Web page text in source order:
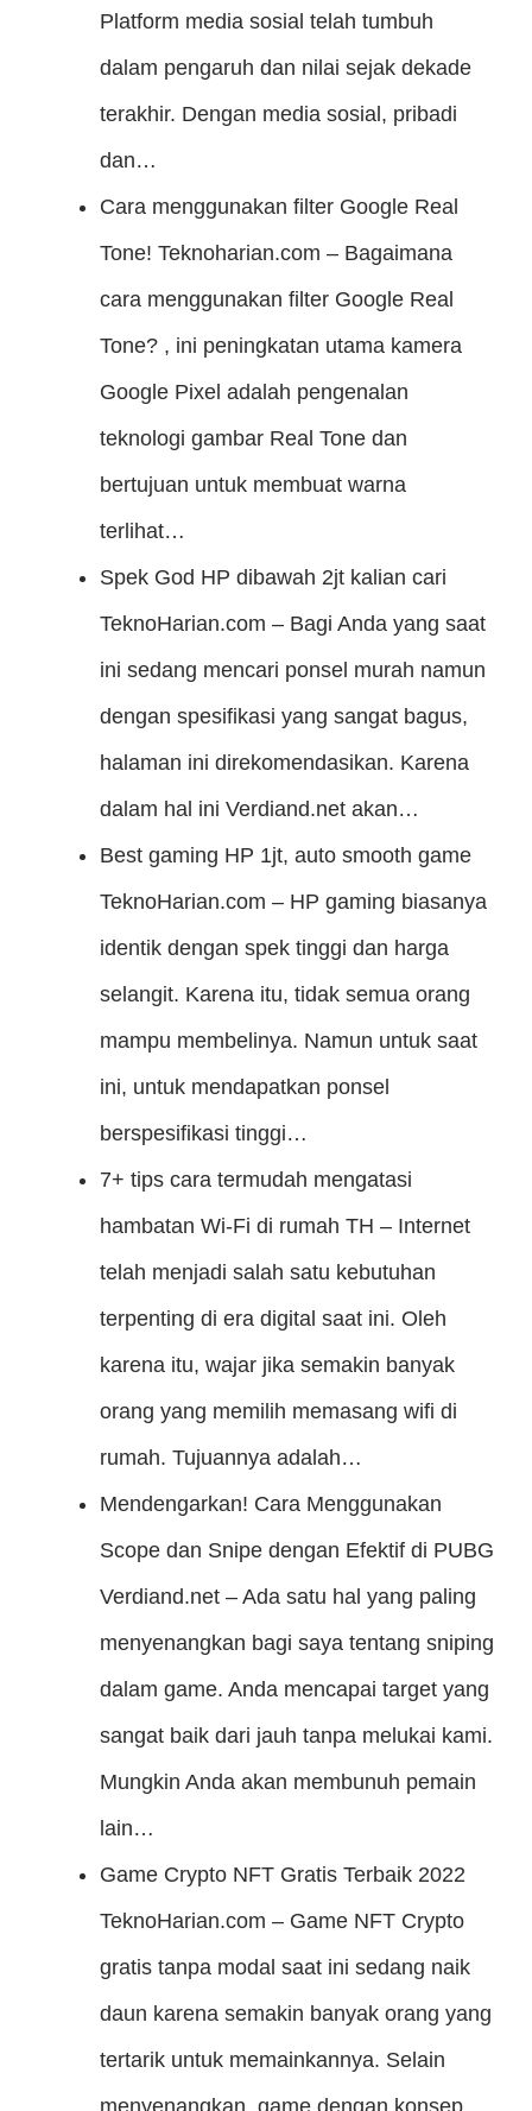
Platform media sosial telah tumbuh
dalam pengaruh dan nilai sejak dekade
terakhir. Dengan media sosial, pribadi
dan…
Cara menggunakan filter Google Real
Tone! Teknoharian.com – Bagaimana
cara menggunakan filter Google Real
Tone? , ini peningkatan utama kamera
Google Pixel adalah pengenalan
teknologi gambar Real Tone dan
bertujuan untuk membuat warna
terlihat…
Spek God HP dibawah 2jt kalian cari
TeknoHarian.com – Bagi Anda yang saat
ini sedang mencari ponsel murah namun
dengan spesifikasi yang sangat bagus,
halaman ini direkomendasikan. Karena
dalam hal ini Verdiand.net akan…
Best gaming HP 1jt, auto smooth game
TeknoHarian.com – HP gaming biasanya
identik dengan spek tinggi dan harga
selangit. Karena itu, tidak semua orang
mampu membelinya. Namun untuk saat
ini, untuk mendapatkan ponsel
berspesifikasi tinggi…
7+ tips cara termudah mengatasi
hambatan Wi-Fi di rumah TH – Internet
telah menjadi salah satu kebutuhan
terpenting di era digital saat ini. Oleh
karena itu, wajar jika semakin banyak
orang yang memilih memasang wifi di
rumah. Tujuannya adalah…
Mendengarkan! Cara Menggunakan
Scope dan Snipe dengan Efektif di PUBG
Verdiand.net – Ada satu hal yang paling
menyenangkan bagi saya tentang sniping
dalam game. Anda mencapai target yang
sangat baik dari jauh tanpa melukai kami.
Mungkin Anda akan membunuh pemain
lain…
Game Crypto NFT Gratis Terbaik 2022
TeknoHarian.com – Game NFT Crypto
gratis tanpa modal saat ini sedang naik
daun karena semakin banyak orang yang
tertarik untuk memainkannya. Selain
menyenangkan, game dengan konsep